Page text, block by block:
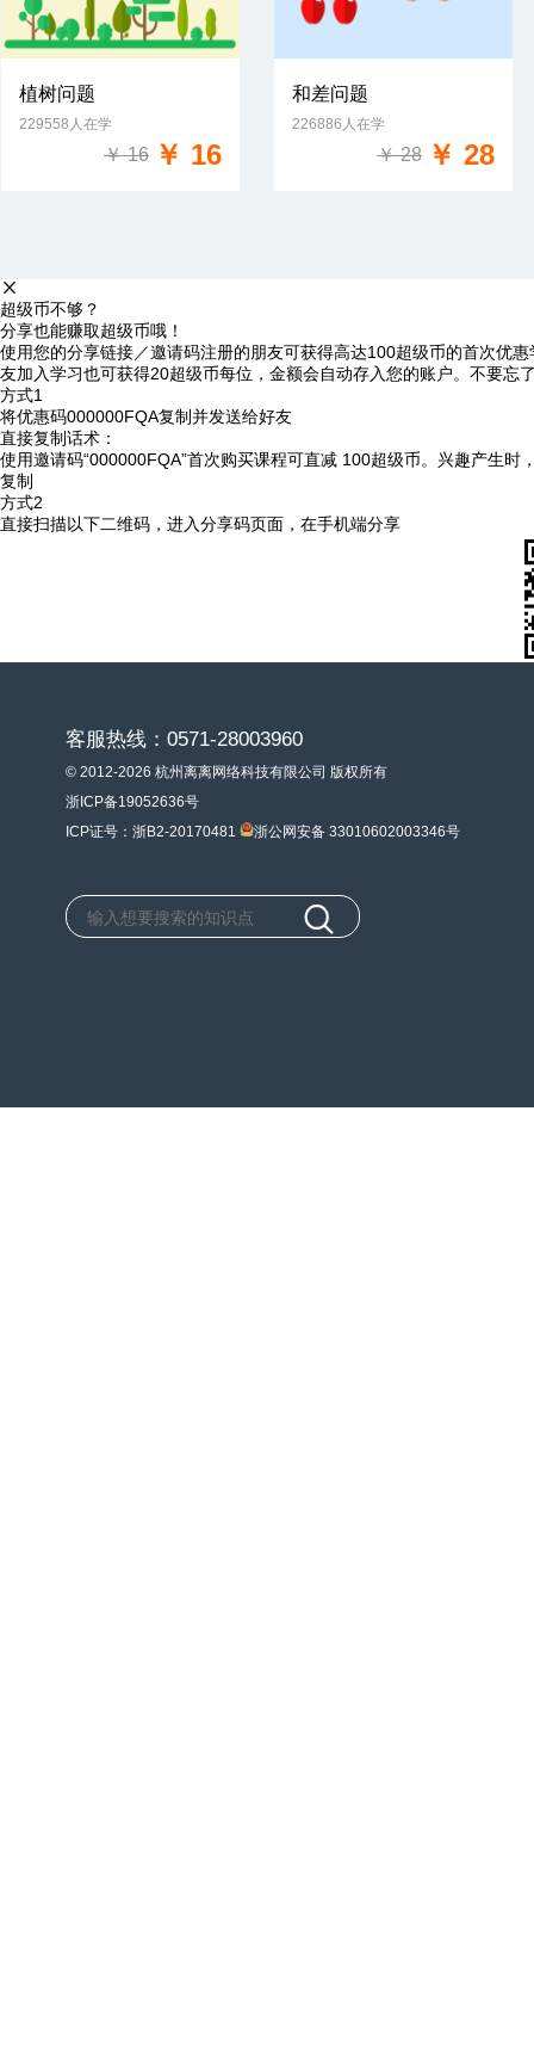
免费试学
植树问题
229558人在学
￥ 16 ￥ 16
免费试学
和差问题
226886人在学
￥ 28 ￥ 28
超级币不够？
分享也能赚取超级币哦！
使用您的分享链接／邀请码注册的朋友可获得高达100超级币的首次优
友加入学习也可获得20超级币每位，金额会自动存入您的账户。不要忘
方式1
将优惠码000000FQA复制并发送给好友
直接复制话术：
使用邀请码“000000FQA”首次购买课程可直减 100超级币。兴趣产生时
复制
方式2
直接扫描以下二维码，进入分享码页面，在手机端分享
客服热线：0571-28003960
© 2012-2026 杭州离离网络科技有限公司 版权所有
浙ICP备19052636号
ICP证号：浙B2-20170481
浙公网安备 33010602003346号